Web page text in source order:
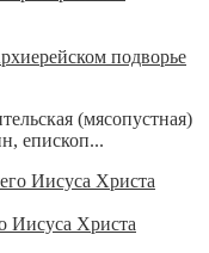
подворье
(мясопустная)
епископ...
Иисуса Христа